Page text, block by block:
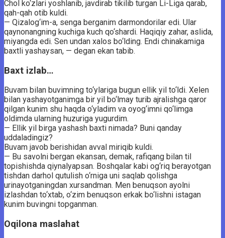
Chol ko‘zlari yoshlanib, javdirab tikilib turgan Li-Liga qarab,
qah-qah otib kuldi.
— Qizalog‘im-a, senga berganim darmondorilar edi. Ular
qaynonangning kuchiga kuch qo‘shardi. Haqiqiy zahar, aslida,
miyangda edi. Sen undan xalos bo‘lding. Endi chinakamiga
baxtli yashaysan, — degan ekan tabib.
Baxt izlab…
Buvam bilan buvimning to‘ylariga bugun ellik yil to‘ldi. Xelen
bilan yashayotganimga bir yil bo‘lmay turib ajralishga qaror
qilgan kunim shu haqda o‘yladim va oyog‘imni qo‘limga
oldimda ularning huzuriga yugurdim.
— Ellik yil birga yashash baxti nimada? Buni qanday
uddaladingiz?
Buvam javob berishidan avval miriqib kuldi.
— Bu savolni bergan ekansan, demak, rafiqang bilan til
topishishda qiynalyapsan. Boshqalar kabi og‘riq berayotgan
tishdan darhol qutulish o‘rniga uni saqlab qolishga
urinayotganingdan xursandman. Men benuqson ayolni
izlashdan to‘xtab, o‘zim benuqson erkak bo‘lishni istagan
kunim buvingni topganman.
Oqilona maslahat